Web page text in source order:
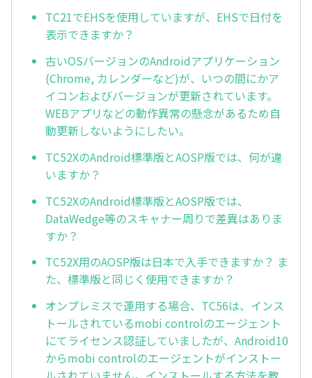
TC21でEHSを使用していますが、EHSで日付を
表示できますか？
古いOSバージョンのAndroidアプリケーション
(Chrome, カレンダーなど)が、いつの間にかア
イコンおよびバージョンが更新されています。
WEBアプリなどの動作異常の懸念があるため自
動更新しないようにしたい。
TC52XのAndroid標準版とAOSP版では、何が違
いますか？
TC52XのAndroid標準版とAOSP版では、
DataWedge等のスキャナー周りで差異はありま
すか？
TC52X用のAOSP版は日本で入手できますか？ ま
た、標準版と同じく使用できますか？
オンプレミスで運用する場合、TC56は、インス
トールされているmobi controlのエージェント
にてライセンス認証していましたが、Android10
からmobi controlのエージェントがインストー